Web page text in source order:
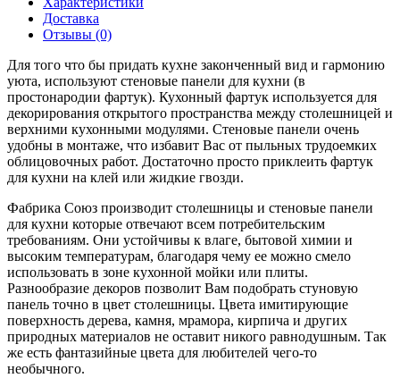
Доставка
Отзывы (0)
Для того что бы придать кухне законченный вид и гармонию
уюта, используют стеновые панели для кухни (в
простонародии фартук). Кухонный фартук используется для
декорирования открытого пространства между столешницей и
верхними кухонными модулями. Стеновые панели очень
удобны в монтаже, что избавит Вас от пыльных трудоемких
облицовочных работ. Достаточно просто приклеить фартук
для кухни на клей или жидкие гвозди.
Фабрика Союз производит столешницы и стеновые панели
для кухни которые отвечают всем потребительским
требованиям. Они устойчивы к влаге, бытовой химии и
высоким температурам, благодаря чему ее можно смело
использовать в зоне кухонной мойки или плиты.
Разнообразие декоров позволит Вам подобрать стуновую
панель точно в цвет столешницы. Цвета имитирующие
поверхность дерева, камня, мрамора, кирпича и других
природных материалов не оставит никого равнодушным. Так
же есть фантазийные цвета для любителей чего-то
необычного.